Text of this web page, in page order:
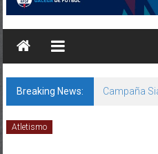
Breaking News: Campaña
Atletismo